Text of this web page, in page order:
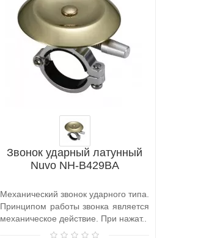
Звонок ударный латунный
Nuvo NH-B429BA
Механический звонок ударного типа.
Принципом работы звонка является
механическое действие. При нажат..